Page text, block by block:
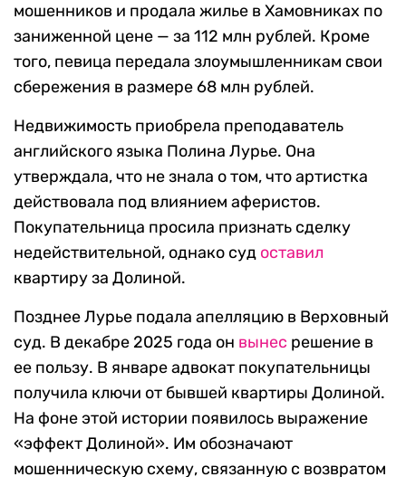
мошенников и продала жилье в Хамовниках по
заниженной цене — за 112 млн рублей. Кроме
того, певица передала злоумышленникам свои
сбережения в размере 68 млн рублей.
Недвижимость приобрела преподаватель
английского языка Полина Лурье. Она
утверждала, что не знала о том, что артистка
действовала под влиянием аферистов.
Покупательница просила признать сделку
недействительной, однако суд оставил
квартиру за Долиной.
Позднее Лурье подала апелляцию в Верховный
суд. В декабре 2025 года он вынес решение в
ее пользу. В январе адвокат покупательницы
получила ключи от бывшей квартиры Долиной.
На фоне этой истории появилось выражение
«эффект Долиной». Им обозначают
мошенническую схему, связанную с возвратом